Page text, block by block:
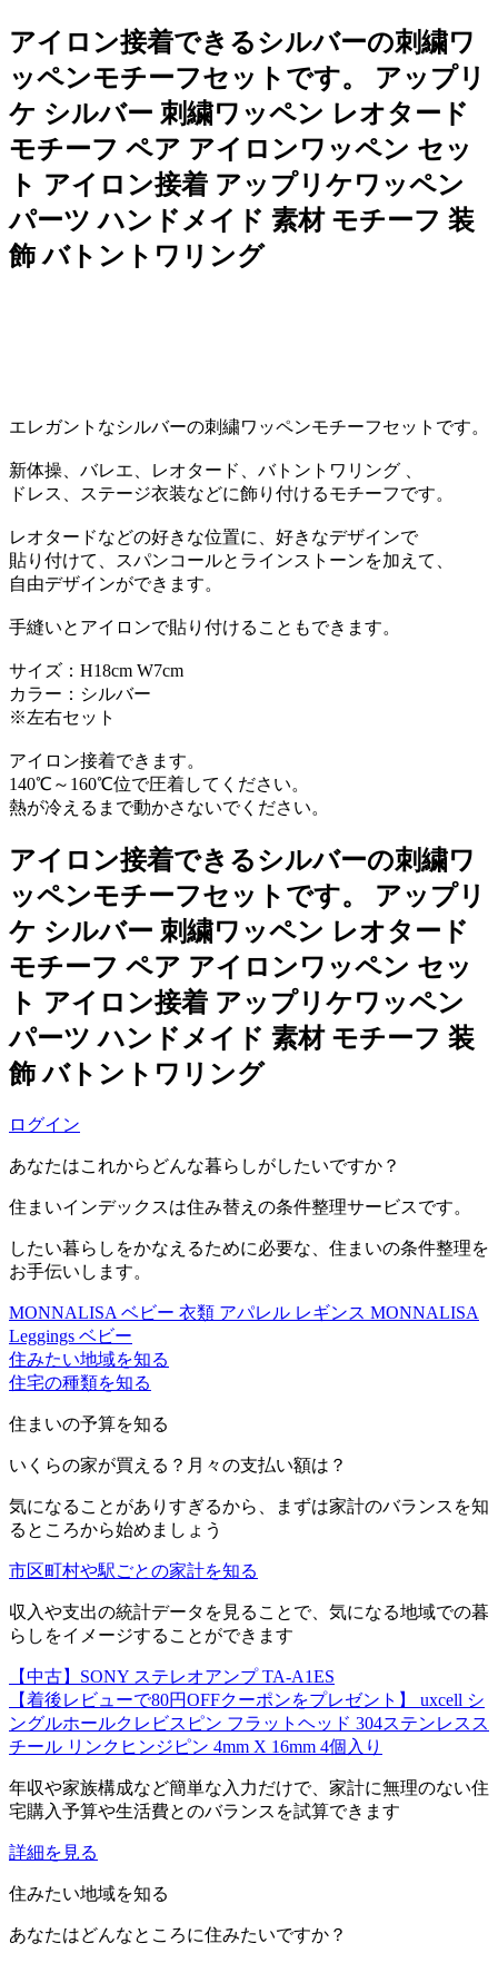
アイロン接着できるシルバーの刺繍ワ
ッペンモチーフセットです。 アップリ
ケ シルバー 刺繍ワッペン レオタード
モチーフ ペア アイロンワッペン セッ
ト アイロン接着 アップリケワッペン
パーツ ハンドメイド 素材 モチーフ 装
飾 バトントワリング
エレガントなシルバーの刺繍ワッペンモチーフセットです。
新体操、バレエ、レオタード、バトントワリング 、
ドレス、ステージ衣装などに飾り付けるモチーフです。
レオタードなどの好きな位置に、好きなデザインで
貼り付けて、スパンコールとラインストーンを加えて、
自由デザインができます。
手縫いとアイロンで貼り付けることもできます。
サイズ：H18cm W7cm
カラー：シルバー
※左右セット
アイロン接着できます。
140℃～160℃位で圧着してください。
熱が冷えるまで動かさないでください。
アイロン接着できるシルバーの刺繍ワ
ッペンモチーフセットです。 アップリ
ケ シルバー 刺繍ワッペン レオタード
モチーフ ペア アイロンワッペン セッ
ト アイロン接着 アップリケワッペン
パーツ ハンドメイド 素材 モチーフ 装
飾 バトントワリング
ログイン
あなたはこれからどんな暮らしがしたいですか？
住まいインデックスは住み替えの条件整理サービスです。
したい暮らしをかなえるために必要な、住まいの条件整理を
お手伝いします。
MONNALISA ベビー 衣類 アパレル レギンス MONNALISA
Leggings ベビー
住みたい地域を知る
住宅の種類を知る
住まいの予算を知る
いくらの家が買える？月々の支払い額は？
気になることがありすぎるから、まずは家計のバランスを知
るところから始めましょう
市区町村や駅ごとの家計を知る
収入や支出の統計データを見ることで、気になる地域での暮
らしをイメージすることができます
【中古】SONY ステレオアンプ TA-A1ES
【着後レビューで80円OFFクーポンをプレゼント】 uxcell シ
ングルホールクレビスピン フラットヘッド 304ステンレスス
チール リンクヒンジピン 4mm X 16mm 4個入り
年収や家族構成など簡単な入力だけで、家計に無理のない住
宅購入予算や生活費とのバランスを試算できます
詳細を見る
住みたい地域を知る
あなたはどんなところに住みたいですか？